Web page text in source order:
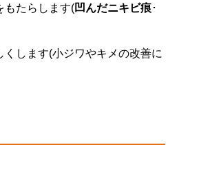
もたらします(凹んだニキビ痕･
します(小ジワやキメの改善に